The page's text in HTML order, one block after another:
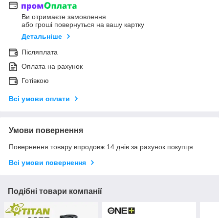
Ви отримаєте замовлення
або гроші повернуться на вашу картку
Детальніше
Післяплата
Оплата на рахунок
Готівкою
Всі умови оплати
Умови повернення
Повернення товару впродовж 14 днів за рахунок покупця
Всі умови повернення
Подібні товари компанії